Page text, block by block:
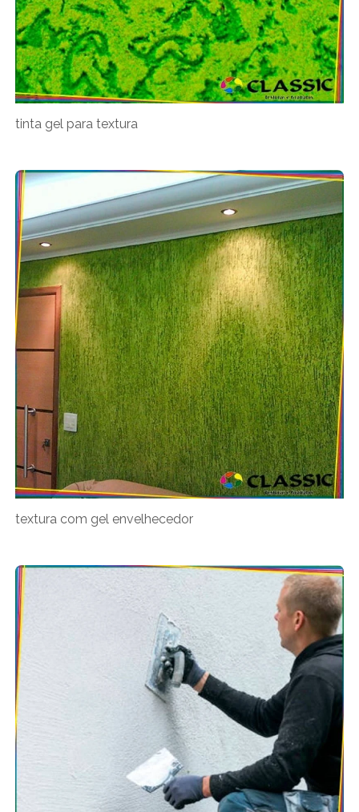
tinta gel para textura
textura com gel envelhecedor